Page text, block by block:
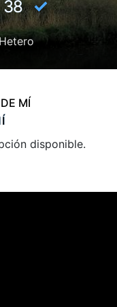
38✓
MÍ
disponible.